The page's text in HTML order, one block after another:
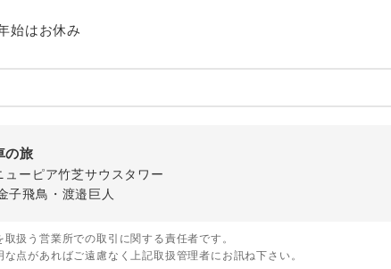
始はお休み
の旅
ーピア竹芝サウスタワー
子飛鳥・渡邉巨人
扱う営業所での取引に関する責任者です。
点があればご遠慮なく上記取扱管理者にお訊ね下さい。